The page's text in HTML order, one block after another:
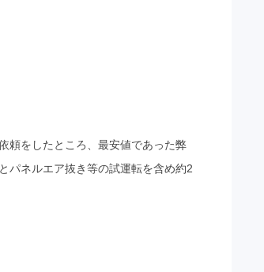
頼をしたところ、最安値であった弊
パネルエア抜き等の試運転を含め約2